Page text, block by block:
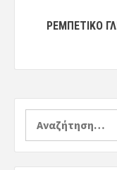
ΡΕΜΠΈΤΙΚΟ
Αναζήτηση